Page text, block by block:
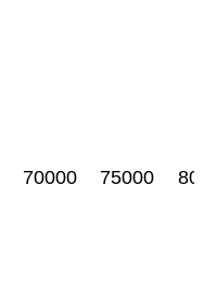
70000 75000